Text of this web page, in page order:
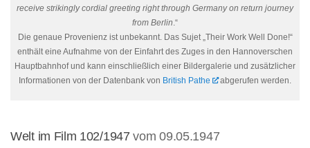
receive strikingly cordial greeting right through Germany on return journey
from Berlin .“
Die genaue Provenienz ist unbekannt. Das Sujet „Their Work Well Done!“
enthält eine Aufnahme von der Einfahrt des Zuges in den Hannoverschen
Hauptbahnhof und kann einschließlich einer Bildergalerie und zusätzlicher
Informationen von der Datenbank von British Pathe abgerufen werden.
Welt im Film 102/1947 vom 09.05.1947